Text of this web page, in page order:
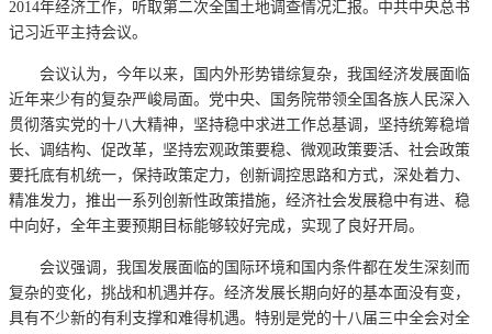
2014年经济工作，听取第二次全国土地调查情况汇报。中共中央总书
记习近平主持会议。
会议认为，今年以来，国内外形势错综复杂，我国经济发展面临
近年来少有的复杂严峻局面。党中央、国务院带领全国各族人民深入
贯彻落实党的十八大精神，坚持稳中求进工作总基调，坚持统筹稳增
长、调结构、促改革，坚持宏观政策要稳、微观政策要活、社会政策
要托底有机统一，保持政策定力，创新调控思路和方式，深处着力、
精准发力，推出一系列创新性政策措施，经济社会发展稳中有进、稳
中向好，全年主要预期目标能够较好完成，实现了良好开局。
会议强调，我国发展面临的国际环境和国内条件都在发生深刻而
复杂的变化，挑战和机遇并存。经济发展长期向好的基本面没有变，
具有不少新的有利支撑和难得机遇。特别是党的十八届三中全会对全